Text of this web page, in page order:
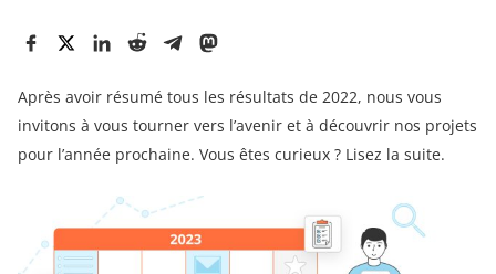
Après avoir résumé tous les résultats de 2022, nous vous
invitons à vous tourner vers l’avenir et à découvrir nos projets
pour l’année prochaine. Vous êtes curieux ? Lisez la suite.